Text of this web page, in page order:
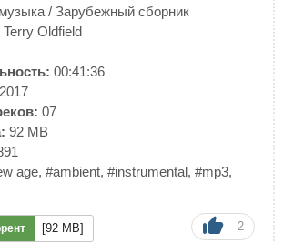
/ Зарубежный сборник
Terry Oldfield
00:41:36
2017
07
92 MB
age, #ambient, #instrumental, #mp3,
[92 MB] 2